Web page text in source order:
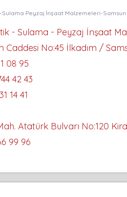
- Sulama - Peyzaj İnşaat
Caddesi No:45 İlkadım /
08 95
42 43
14 41
Atatürk Bulvarı No:120
99 96